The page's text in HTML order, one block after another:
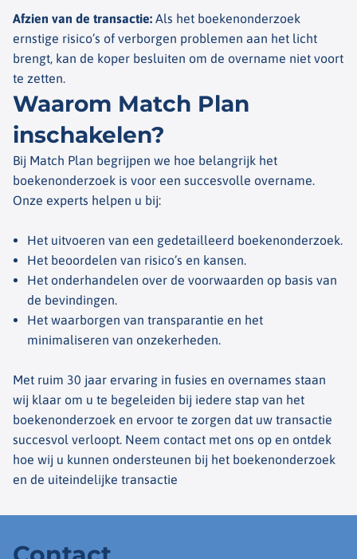
Afzien van de transactie: Als het boekenonderzoek
ernstige risico’s of verborgen problemen aan het licht
brengt, kan de koper besluiten om de overname niet voort
te zetten.
Waarom Match Plan
inschakelen?
Bij Match Plan begrijpen we hoe belangrijk het
boekenonderzoek is voor een succesvolle overname.
Onze experts helpen u bij:
Het uitvoeren van een gedetailleerd boekenonderzoek.
Het beoordelen van risico’s en kansen.
Het onderhandelen over de voorwaarden op basis van
de bevindingen.
Het waarborgen van transparantie en het
minimaliseren van onzekerheden.
Met ruim 30 jaar ervaring in fusies en overnames staan
wij klaar om u te begeleiden bij iedere stap van het
boekenonderzoek en ervoor te zorgen dat uw transactie
succesvol verloopt. Neem contact met ons op en ontdek
hoe wij u kunnen ondersteunen bij het boekenonderzoek
en de uiteindelijke transactie